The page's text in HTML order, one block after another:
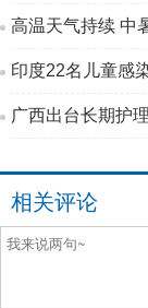
高温天气持续 中
印度22名儿童感
广西出台长期护
相关评论